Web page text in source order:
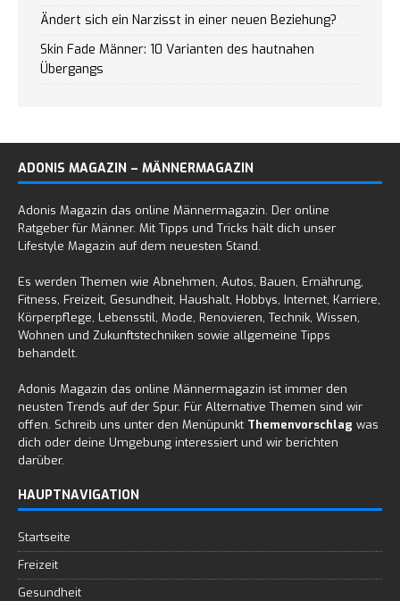
Ändert sich ein Narzisst in einer neuen Beziehung?
Skin Fade Männer: 10 Varianten des hautnahen
Übergangs
ADONIS MAGAZIN – MÄNNERMAGAZIN
Adonis Magazin das online Männermagazin. Der online
Ratgeber für Männer. Mit Tipps und Tricks hält dich unser
Lifestyle Magazin auf dem neuesten Stand.
Es werden Themen wie Abnehmen, Autos, Bauen, Ernährung,
Fitness, Freizeit, Gesundheit, Haushalt, Hobbys, Internet, Karriere,
Körperpflege, Lebensstil, Mode, Renovieren, Technik, Wissen,
Wohnen und Zukunftstechniken sowie allgemeine Tipps
behandelt.
Adonis Magazin das online Männermagazin ist immer den
neusten Trends auf der Spur. Für Alternative Themen sind wir
offen. Schreib uns unter den Menüpunkt Themenvorschlag was
dich oder deine Umgebung interessiert und wir berichten
darüber.
HAUPTNAVIGATION
Startseite
Freizeit
Gesundheit